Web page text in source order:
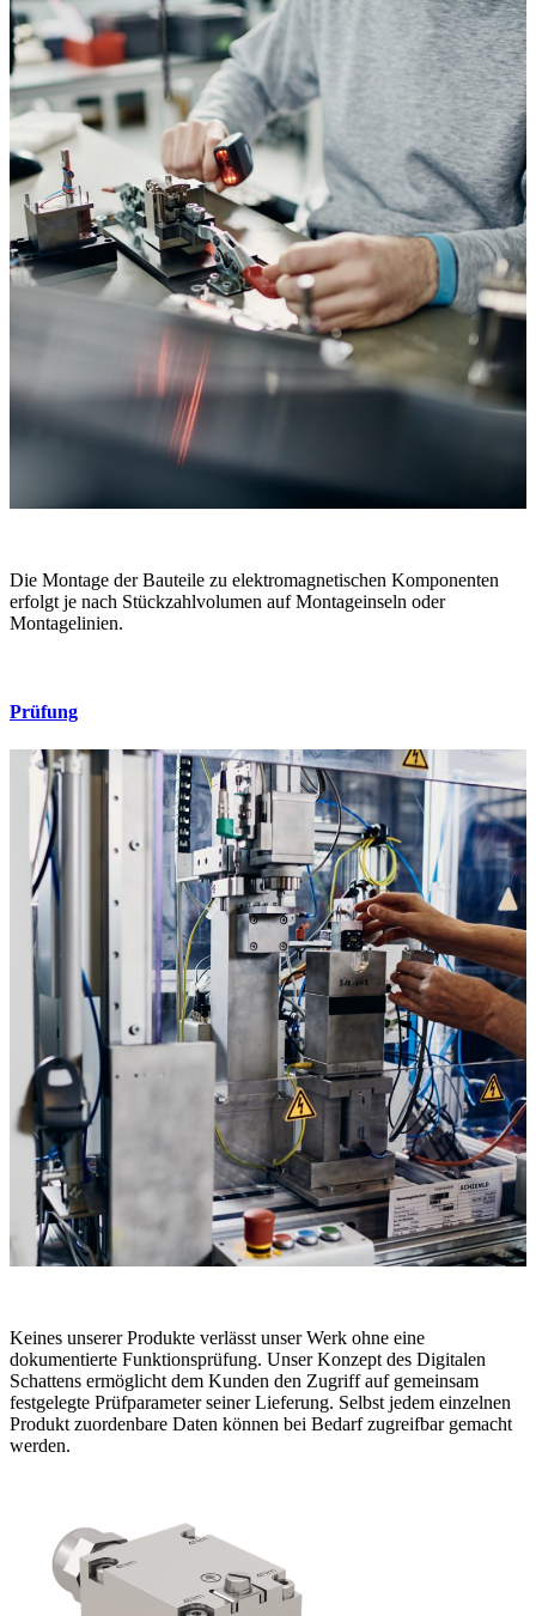
Die Montage der Bauteile zu elektromagnetischen Komponenten
erfolgt je nach Stückzahlvolumen auf Montageinseln oder
Montagelinien.
Prüfung
Keines unserer Produkte verlässt unser Werk ohne eine
dokumentierte Funktionsprüfung. Unser Konzept des Digitalen
Schattens ermöglicht dem Kunden den Zugriff auf gemeinsam
festgelegte Prüfparameter seiner Lieferung. Selbst jedem einzelnen
Produkt zuordenbare Daten können bei Bedarf zugreifbar gemacht
werden.